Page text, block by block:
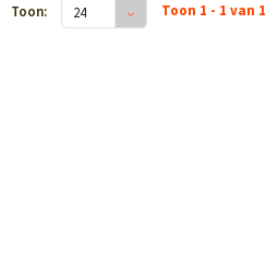
Toon: 24 Toon 1 - 1 van 1